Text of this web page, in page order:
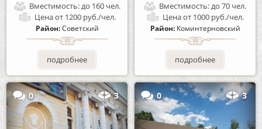
Вместимость:до 160 чел.
Ценаот 1200 руб./чел.
Район:Советский
подробнее
Вместимость:до 70 чел.
Ценаот 1000 руб./чел.
Район: Коминтерновский
подробнее
0 3 0 3